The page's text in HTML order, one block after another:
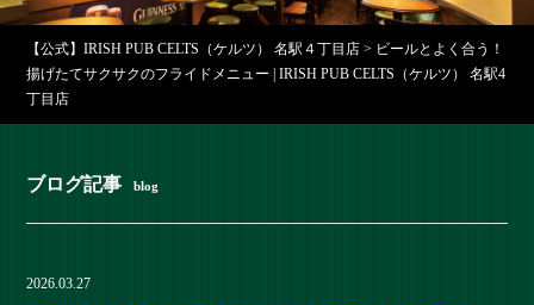
【公式】IRISH PUB CELTS（ケルツ） 名駅４丁目店 > ビールとよく合う！
揚げたてサクサクのフライドメニュー | IRISH PUB CELTS（ケルツ） 名駅4
丁目店
ブログ記事 blog
2026.03.27